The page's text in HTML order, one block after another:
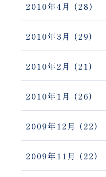
2010年4月 (28)
2010年3月 (29)
2010年2月 (21)
2010年1月 (26)
2009年12月 (22)
2009年11月 (22)